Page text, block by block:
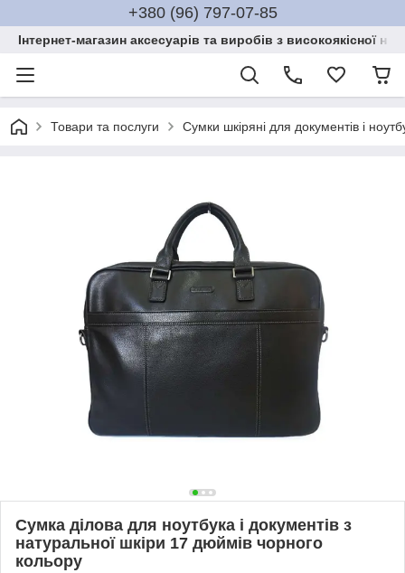
+380 (96) 797-07-85
Інтернет-магазин аксесуарів та виробів з високоякісної
Товари та послуги Сумки шкіряні для документів і
Сумка ділова для ноутбука і документів з
натуральної шкіри 17 дюймів чорного
кольору